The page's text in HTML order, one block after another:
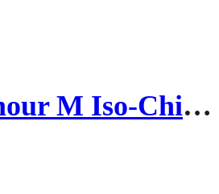
Under Armour M Iso-Chill Armourvent Καπέλο 1383440-100 Λευκό